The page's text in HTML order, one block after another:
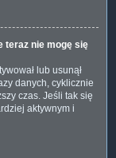
teraz nie mogę się
lub usunął
danych, cyklicznie
czas. Jeśli tak się
aktywnym i